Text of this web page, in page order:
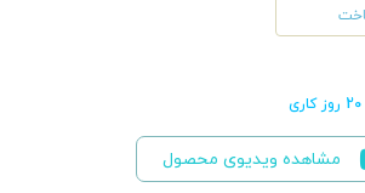
مشاهده ویدیوی محصول